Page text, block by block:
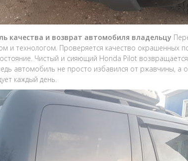
качества и возврат автомобиля владельцу
и технологом. Проверяется качество окрашенных
Чистый и сияющий Honda Pilot
автомобиль не просто избавился от ржавчины, а
каждый день.